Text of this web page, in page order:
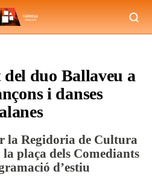
duo Ballaveu a
i danses
la Regidoria de Cultura
plaça dels Comediants
d’estiu